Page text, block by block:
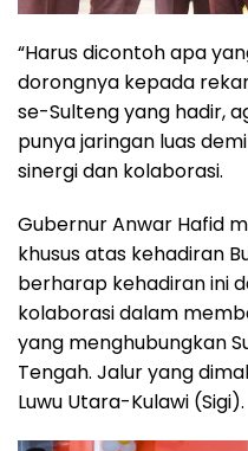
“Harus dicontoh apa
dorongnya kepada
se-Sulteng yang hadir,
punya jaringan luas
sinergi dan kolaborasi.
Gubernur Anwar Hafid
khusus atas kehadiran
berharap kehadiran ini
kolaborasi dalam
yang menghubungkan
Tengah. Jalur yang
Luwu Utara-Kulawi (Sigi).